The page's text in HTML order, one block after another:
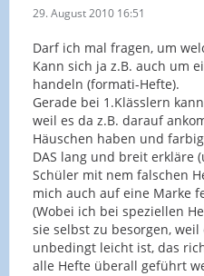
29. August 2010 16:51
Darf ich mal fragen, um
Kann sich ja z.B. auch um
handeln (formati-Hefte).
Gerade bei 1.Klässlern
weil es da z.B. darauf
Häuschen haben und
DAS lang und breit erkläre
Schüler mit nem falschen
mich auch auf eine Marke
(Wobei ich bei speziellen
sie selbst zu besorgen,
unbedingt leicht ist, das
alle Hefte überall geführt